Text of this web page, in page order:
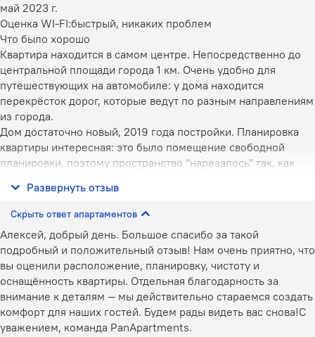
май 2023 г.
Оценка WI-FI:быстрый, никаких проблем
Что было хорошо
Квартира находится в самом центре. Непосредственно до
центральной площади города 1 км. Очень удобно для
путешествующих на автомобиле: у дома находится
перекрёсток дорог, которые ведут по разным направлениям
из города.
Дом достаточно новый, 2019 года постройки. Планировка
квартиры интересная: это было помещение свободной
планировки, поэтому пространство "нарезалось" так, как
помещения бОльшего разм
Развернуть отзыв
Скрыть ответ апартаментов
Алексей, добрый день. Большое спасибо за такой
подробный и положительный отзыв! Нам очень приятно, что
вы оценили расположение, планировку, чистоту и
оснащённость квартиры. Отдельная благодарность за
внимание к деталям — мы действительно стараемся создать
комфорт для наших гостей. Будем рады видеть вас снова!С
уважением, команда PanApartments.